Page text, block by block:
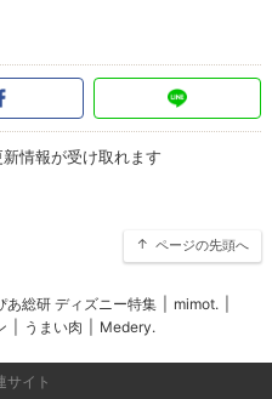
情報が受け取れます
ページの先頭へ
あ総研 ディズニー特集 mimot.
うまい肉 Medery.
サイト